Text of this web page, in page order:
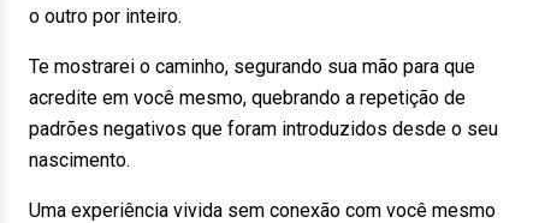
o outro por inteiro.
Te mostrarei o caminho, segurando sua mão para que
acredite em você mesmo, quebrando a repetição de
padrões negativos que foram introduzidos desde o seu
nascimento.
Uma experiência vivida sem conexão com você mesmo